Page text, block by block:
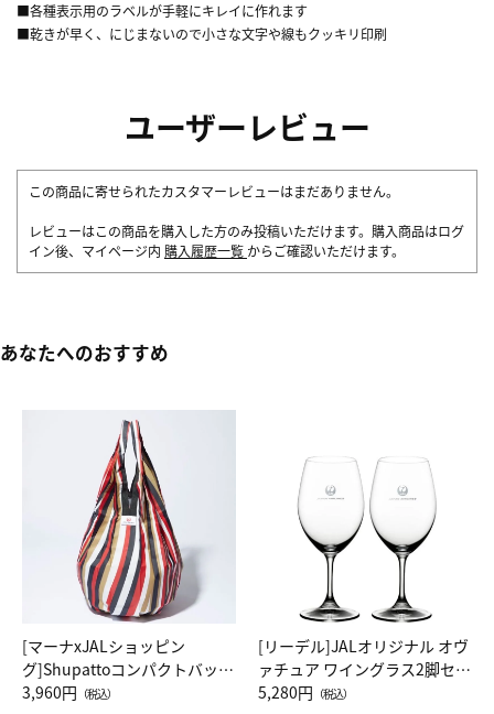
■各種表示用のラベルが手軽にキレイに作れます
■乾きが早く、にじまないので小さな文字や線もクッキリ印刷
ユーザーレビュー
この商品に寄せられたカスタマーレビューはまだありません。
レビューはこの商品を購入した方のみ投稿いただけます。購入商品はログ
イン後、マイページ内 購入履歴一覧 からご確認いただけます。
あなたへのおすすめ
[マーナxJALショッピン
グ]Shupattoコンパクトバッグ
Drop JAL客室乗務員（LC）ス
3,960円 （税込）
[リーデル]JALオリジナル オヴ
ァチュア ワイングラス2脚セッ
ト（レッドワイン）
5,280円 （税込）